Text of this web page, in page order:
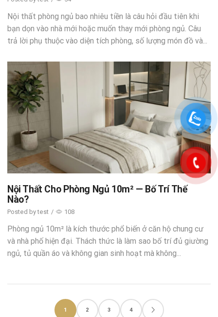
Nội thất phòng ngủ bao nhiêu tiền là câu hỏi đầu tiên khi
bạn dọn vào nhà mới hoặc muốn thay mới phòng ngủ. Câu
trả lời phụ thuộc vào diện tích phòng, số lượng món đồ và...
Nội Thất Cho Phòng Ngủ 10m² — Bố Trí Thế
Nào?
Posted bytest / 108
Phòng ngủ 10m² là kích thước phổ biến ở căn hộ chung cư
và nhà phố hiện đại. Thách thức là làm sao bố trí đủ giường
ngủ, tủ quần áo và không gian sinh hoạt mà không...
1 2 3 4